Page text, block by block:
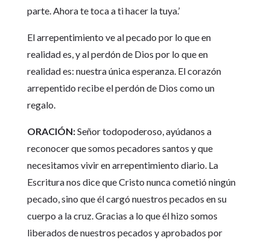
parte. Ahora te toca a ti hacer la tuya.’
El arrepentimiento ve al pecado por lo que en
realidad es, y al perdón de Dios por lo que en
realidad es: nuestra única esperanza. El corazón
arrepentido recibe el perdón de Dios como un
regalo.
ORACIÓN:Señor todopoderoso, ayúdanos a
reconocer que somos pecadores santos y que
necesitamos vivir en arrepentimiento diario. La
Escritura nos dice que Cristo nunca cometió ningún
pecado, sino que él cargó nuestros pecados en su
cuerpo a la cruz. Gracias a lo que él hizo somos
liberados de nuestros pecados y aprobados por